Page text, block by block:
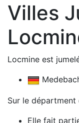
Villes
Locmine est
Sur le départment
Elle fait